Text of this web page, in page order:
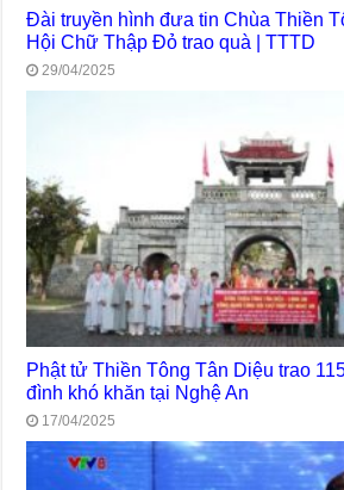
Đài truyền hình đưa tin Chùa Thiền
Hội Chữ Thập Đỏ trao quà | TTTD
29/04/2025
Phật tử Thiền Tông Tân Diệu trao
đình khó khăn tại Nghệ An
17/04/2025